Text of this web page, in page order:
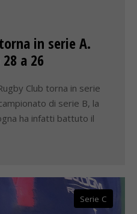
in serie A.
a 26
Club torna in serie
di serie B, la
ha infatti battuto il
Serie C